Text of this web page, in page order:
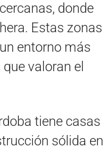
donde
Estas zonas
entorno más
valoran el
tiene casas
sólida en